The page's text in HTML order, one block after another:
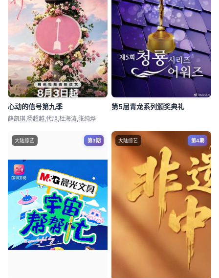
心动的信号第九季
薛凯琪,杨超越,代旭,杜海涛,张纯烨
第5届青龙系列颁奖典礼
大陆综艺 第3期 大陆综艺 第4期